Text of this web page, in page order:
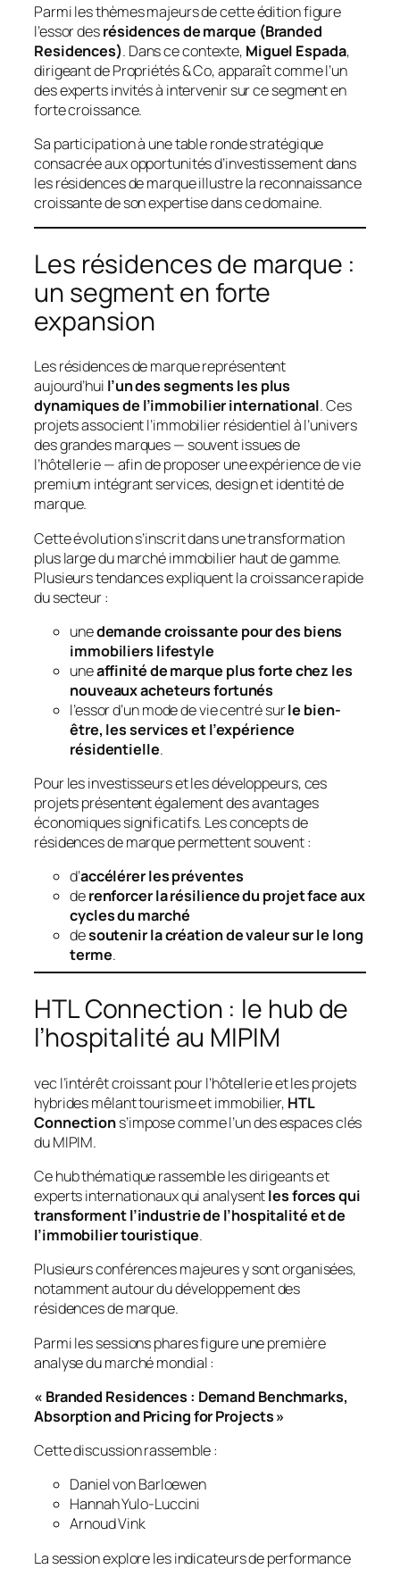
Parmi les thèmes majeurs de cette édition figure
l’essor desrésidences de marque (Branded
Residences). Dans ce contexte, Miguel Espada,
dirigeant de Propriétés & Co, apparaît comme l’un
des experts invités à intervenir sur ce segment en
forte croissance.
Sa participation à une table ronde stratégique
consacrée aux opportunités d’investissement dans
les résidences de marque illustre la reconnaissance
croissante de son expertise dans ce domaine.
Les résidences de marque :
un segment en forte
expansion
Les résidences de marque représentent
aujourd’hui l’un des segments les plus
dynamiques de l’immobilier international. Ces
projets associent l’immobilier résidentiel à l’univers
des grandes marques — souvent issues de
l’hôtellerie — afin de proposer une expérience de vie
premium intégrant services, design et identité de
marque.
Cette évolution s’inscrit dans une transformation
plus large du marché immobilier haut de gamme.
Plusieurs tendances expliquent la croissance rapide
du secteur :
unedemande croissante pour des biens
immobiliers lifestyle
uneaffinité de marque plus forte chez les
nouveaux acheteurs fortunés
l’essor d’un mode de vie centré surle bien-
être, les services et l’expérience
résidentielle.
Pour les investisseurs et les développeurs, ces
projets présentent également des avantages
économiques significatifs. Les concepts de
résidences de marque permettent souvent :
d’accélérer les préventes
derenforcer la résilience du projet face aux
cycles du marché
desoutenir la création de valeur sur le long
terme.
HTL Connection : le hub de
l’hospitalité au MIPIM
vec l’intérêt croissant pour l’hôtellerie et les projets
hybrides mêlant tourisme et immobilier, HTL
Connections’impose comme l’un des espaces clés
du MIPIM.
Ce hub thématique rassemble les dirigeants et
experts internationaux qui analysentles forces qui
transforment l’industrie de l’hospitalité et de
l’immobilier touristique.
Plusieurs conférences majeures y sont organisées,
notamment autour du développement des
résidences de marque.
Parmi les sessions phares figure une première
analyse du marché mondial :
« Branded Residences : Demand Benchmarks,
Absorption and Pricing for Projects »
Cette discussion rassemble :
Daniel von Barloewen
Hannah Yulo-Luccini
Arnoud Vink
La session explore les indicateurs de performance